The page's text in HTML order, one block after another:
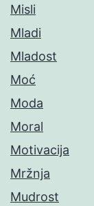
Misli
Mladi
Mladost
Moć
Moda
Moral
Motivacija
Mržnja
Mudrost